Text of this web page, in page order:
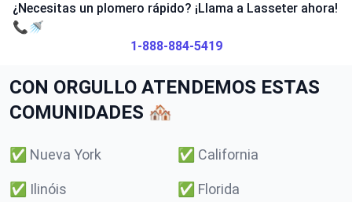
¿Necesitas un plomero rápido? ¡Llama a Lasseter ahora!
📞🚿
1-888-884-5419
CON ORGULLO ATENDEMOS ESTAS
COMUNIDADES 🏘️
✅ Nueva York ✅ California
✅ Ilinóis ✅ Florida